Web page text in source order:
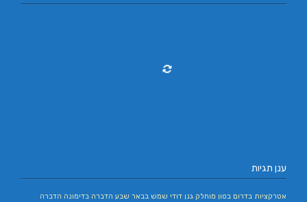
ענן תגיות
אטרקציות בדרום בטון מוחלק גנן דודי שמש בבאר שבע הדברה בדימונה הדברה